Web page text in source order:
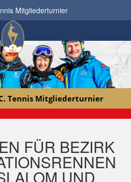
Mitgliederturnier
Tennis Mitgliederturnier
FÜR BEZIRK
UND